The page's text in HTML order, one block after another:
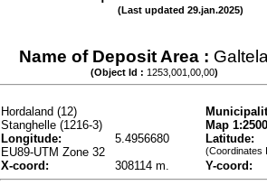
(Last updated 29.jan.2025)
Name of Deposit Area :
(Object Id : 1253,001,00,00)
Hordaland (12)
Stanghelle (1216-3)
Map
Longitude: 5.4956680
Latitude:
EU89-UTM Zone 32
(Coordinates
X-coord: 308114 m.
Y-coord: